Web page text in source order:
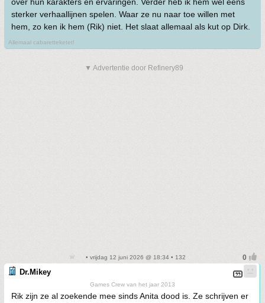
sterker verhaallijnen spelen. Waar ze nu naar toe willen met
hem, zo ken ik hem (Rik) niet. Het slaat allemaal als kut op Dirk.
Allemaal cabaretteketet!
▼ Advertentie door Refinery89
• vrijdag 12 juni 2026 @ 18:34 • 132
Dr.Mikey
Games Crew van het jaar 2013
Rik zijn ze al zoekende mee sinds Anita dood is. Ze schrijven er